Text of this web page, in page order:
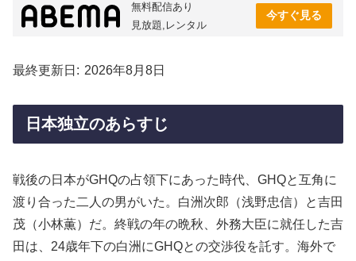
無料配信あり
見放題,レンタル
今すぐ見る
最終更新日 2026年8月8日
日本独立のあらすじ
戦後の日本がGHQの占領下にあった時代、GHQと互角に
渡り合った二人の男がいた。白洲次郎（浅野忠信）と吉田
茂（小林薫）だ。終戦の年の晩秋、外務大臣に就任した吉
田は、24歳年下の白洲にGHQとの交渉役を託す。海外で